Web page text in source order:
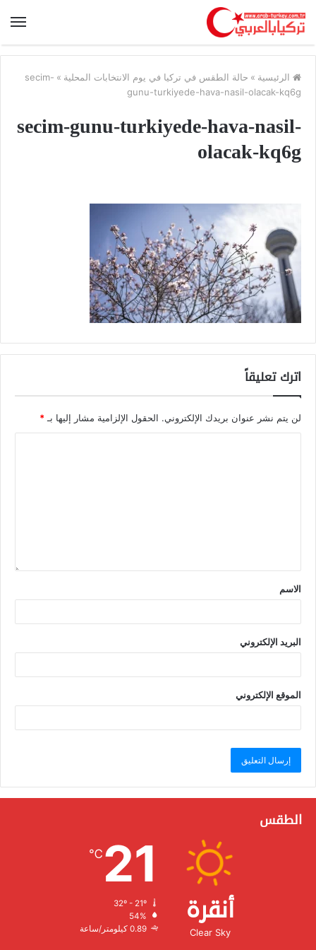
الرئيسية » حالة الطقس في تركيا في يوم الانتخابات المحلية »
secim-
gunu-turkiyede-hava-nasil-olacak-kq6g
secim-gunu-turkiyede-hava-nasil-
olacak-kq6g
اترك تعليقاً
لن يتم نشر عنوان بريدك الإلكتروني. الحقول الإلزامية مشار إليها بـ *
الاسم
البريد الإلكتروني
الموقع الإلكتروني
الطقس
أنقرة
Clear Sky
21
℃
الرطوبة:
الرياح: